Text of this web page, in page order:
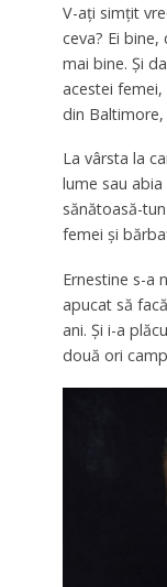
V-aţi simţit
ceva? Ei
mai bine. Şi
acestei
din
La vârsta la
lume sau
sănătoasă-
femei şi
Ernestine s-a
apucat să
ani. Şi i-a
două ori